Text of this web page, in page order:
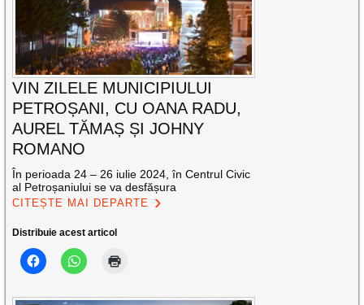
VIN ZILELE MUNICIPIULUI
PETROȘANI, CU OANA RADU,
AUREL TĂMAȘ ȘI JOHNY
ROMANO
În perioada 24 – 26 iulie 2024, în Centrul Civic
al Petroșaniului se va desfășura
CITEȘTE MAI DEPARTE
Distribuie acest articol